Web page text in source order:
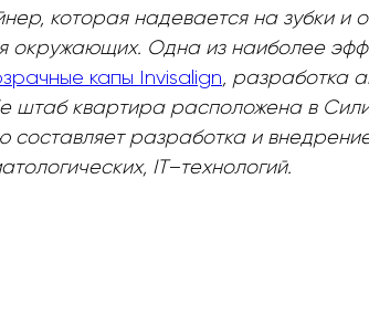
которая надевается на зубки и
окружающих. Одна из наиболее
капы Invisalign, разработка
штаб квартира расположена в
составляет разработка и
IT–технологий.